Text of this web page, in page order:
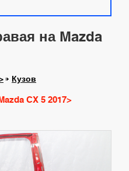
на Mazda
Кузов
CX 5 2017>